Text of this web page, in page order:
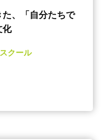
、「自分たちで
化
クール